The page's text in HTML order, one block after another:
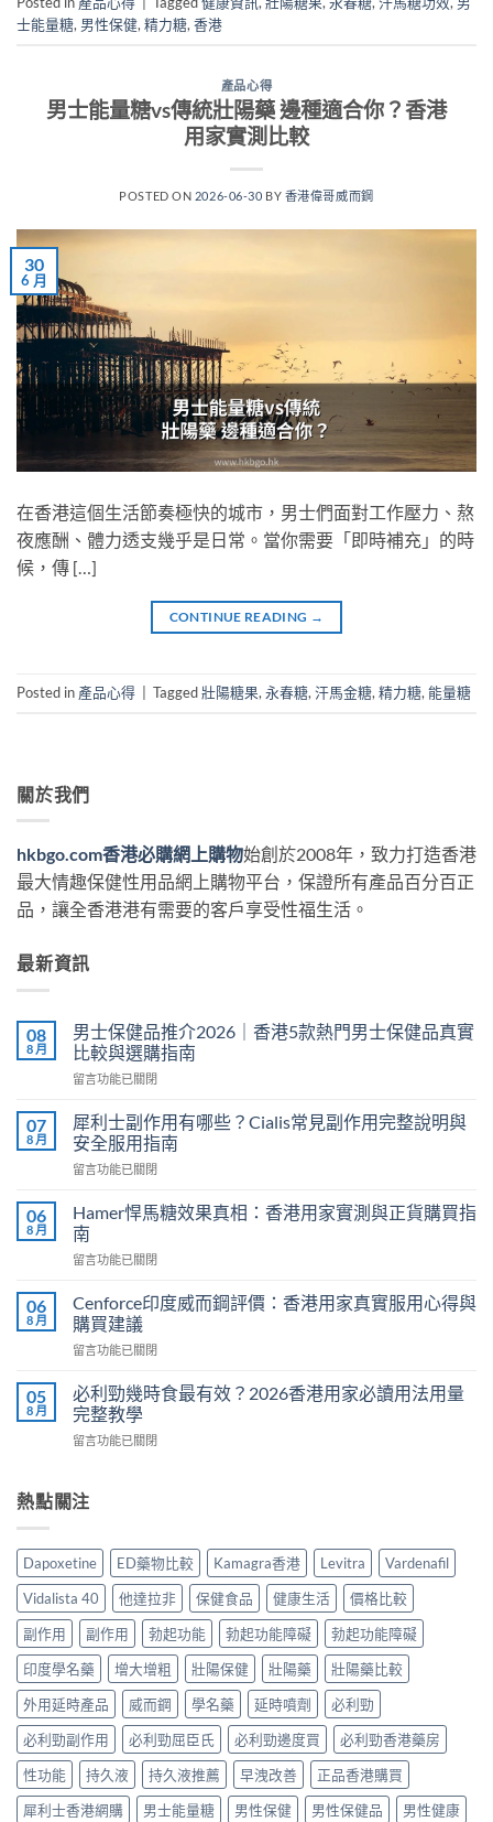
士能量糖, 男性保健, 精力糖, 香港
產品心得
男士能量糖vs傳統壯陽藥 邊種適合你？香港
用家實測比較
POSTED ON 2026-06-30 BY 香港偉哥威而鋼
30
6 月
在香港這個生活節奏極快的城市，男士們面對工作壓力、熬
夜應酬、體力透支幾乎是日常。當你需要「即時補充」的時
候，傳 […]
CONTINUE READING →
Posted in 產品心得 Tagged壯陽糖果,永春糖,汗馬金糖,精力糖,能量糖
關於我們
hkbgo.com香港必購網上購物始創於2008年，致力打造香港
最大情趣保健性用品網上購物平台，保證所有產品百分百正
品，讓全香港港有需要的客戶享受性福生活。
最新資訊
08
8 月
男士保健品推介2026｜香港5款熱門男士保健品真實
比較與選購指南
在
士
保
健
品
介
2026
｜
香
5
款
門
士
保
健
實
比
與
選
購
指
南〉
留言功能已關閉
07
8 月
犀利士副作用有哪些？Cialis常見副作用完整說明與
安全服用指南
在
利
士
副
作
有
哪
些？
Cialis
見
副
用
說
安
全
服
用
南〉
中
留言功能已關閉
06
8 月
Hamer悍馬糖效果真相：香港用家實測與正貨購買指
南
在
悍
馬
糖
效
真
相：
香
港
實
正
貨
購
買
南〉
中
留言功能已關閉
06
8 月
Cenforce印度威而鋼評價：香港用家真實服用心得與
購買建議
在
印
度
威
而
價：
用
家
實
用
心
得
與
購
買
建
議〉
中
留言功能已關閉
05
8 月
必利勁幾時食最有效？2026香港用家必讀用法用量
完整教學
在
勁
幾
食
最
有
效？
2026
香
港
用
家
必
讀
用
用
量
留言功能已關閉
熱點關注
Dapoxetine ED藥物比較 Kamagra香港 Levitra
Vardenafil
Vidalista 40
他達拉非 保健食品 健康生活
價格比較
副作用
副作用 勃起功能 勃起功能障礙
勃起功能障礙
印度學名藥
增大增粗 壯陽保健 壯陽藥
壯陽藥比較
外用延時產品
威而鋼 學名藥 延時噴劑
必利勁
必利勁副作用
必利勁屈臣氏 必利勁邊度買
必利勁香港藥房
性功能
持久液 持久液推薦 早洩改善
正品香港購買
犀利士香港網購
男士能量糖 男性保健 男性保健品
男性健康